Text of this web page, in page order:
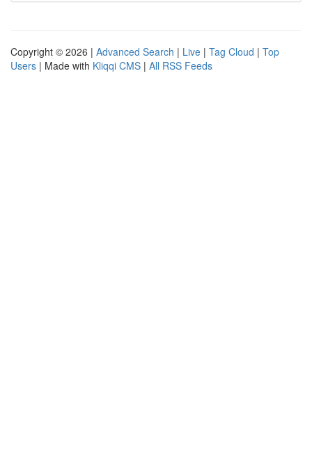
Copyright © 2026 | Advanced Search | Live | Tag Cloud | Top
Users | Made with Kliqqi CMS | All RSS Feeds